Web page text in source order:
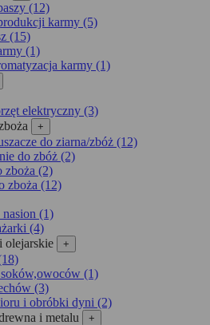
(12)
karmy (5)
(15)
(1)
karmy (1)
elektryczny (3)
+
do ziarna/zbóż (12)
do zbóż (2)
zboża (2)
zboża (12)
(1)
(4)
olejarskie
+
(1)
(3)
i obróbki dyni (2)
i metalu
+